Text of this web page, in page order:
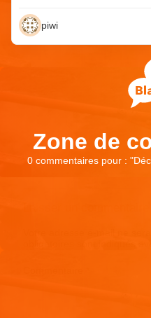
piwi
Zone de
0 commentaires pour : "